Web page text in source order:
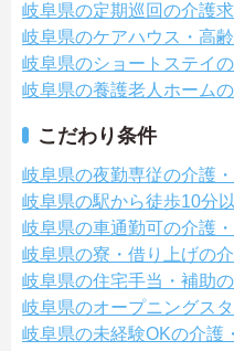
岐阜県の定期巡回の介護求
岐阜県のケアハウス・高
岐阜県のショートステイ
岐阜県の養護老人ホーム
こだわり条件
岐阜県の夜勤専従の介護
岐阜県の駅から徒歩10分
岐阜県の車通勤可の介護
岐阜県の寮・借り上げの
岐阜県の住宅手当・補助
岐阜県のオープニングス
岐阜県の未経験OKの介護